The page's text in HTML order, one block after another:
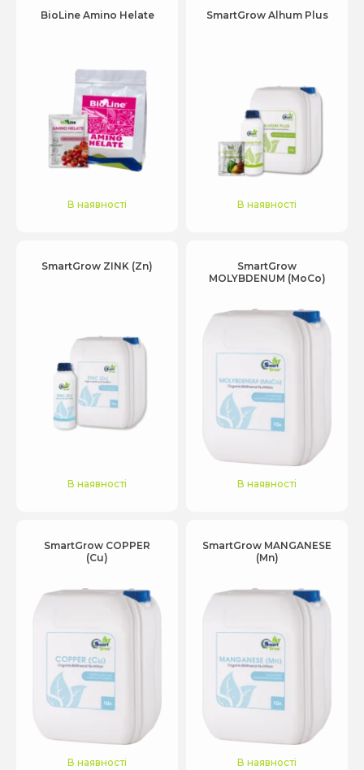
BioLine Amino Helate
В наявності
SmartGrow Alhum Plus
В наявності
SmartGrow ZINK (Zn)
В наявності
SmartGrow
MOLYBDENUM (MоCо)
В наявності
SmartGrow COPPER
(Cu)
В наявності
SmartGrow MANGANESE
(Mn)
В наявності